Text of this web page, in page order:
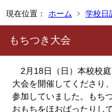
現在位置： ホーム 学校日
もちつき大会
2月18日（日）本校校庭
大会を開催してくださり
参加していました。もち
おもちをほおばったりし